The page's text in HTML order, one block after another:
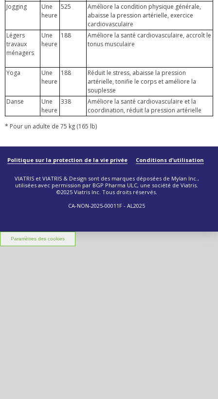
Jogging
Une
heure
525
Améliore la condition physique générale,
abaisse la pression artérielle, exercice
cardiovasculaire
Légers
travaux
ménagers
Une
heure
188
Améliore la santé cardiovasculaire, accroît le
tonus musculaire
Yoga
Une
heure
188
Réduit le stress, abaisse la pression
artérielle, tonifie le corps et améliore la
souplesse
Danse
Une
heure
338
Améliore la santé cardiovasculaire et la
coordination, réduit la pression artérielle
* Pour un adulte de 75 kg (165 lb)
Politique sur la protection de la vie privée Conditions d’utilisation
VIATRIS et VIATRIS & Design sont des marques déposées de Mylan Inc.,
utilisées avec permission par BGP Pharma ULC, une société de Viatris.
©2025 Viatris Inc. Tous droits réservés.
CA-NON-2025-00011F - AL2025
Paramètres des cookies